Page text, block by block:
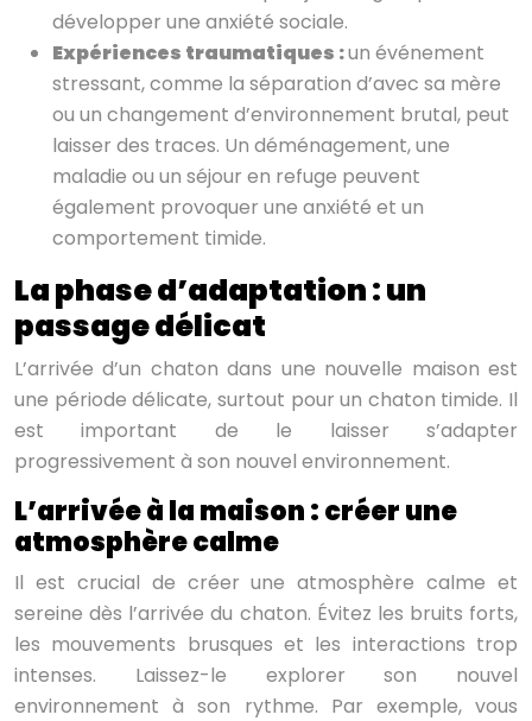
développer une anxiété sociale.
Expériences traumatiques :un événement
stressant, comme la séparation d’avec sa mère
ou un changement d’environnement brutal, peut
laisser des traces. Un déménagement, une
maladie ou un séjour en refuge peuvent
également provoquer une anxiété et un
comportement timide.
La phase d’adaptation : un
passage délicat
L’arrivée d’un chaton dans une nouvelle maison est
une période délicate, surtout pour un chaton timide. Il
est important de le laisser s’adapter
progressivement à son nouvel environnement.
L’arrivée à la maison : créer une
atmosphère calme
Il est crucial de créer une atmosphère calme et
sereine dès l’arrivée du chaton. Évitez les bruits forts,
les mouvements brusques et les interactions trop
intenses. Laissez-le explorer son nouvel
environnement à son rythme. Par exemple, vous